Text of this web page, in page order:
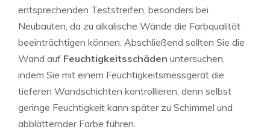
entsprechenden Teststreifen, besonders bei
Neubauten, da zu alkalische Wände die Farbqualität
beeinträchtigen können. Abschließend sollten Sie die
Wand auf Feuchtigkeitsschäden untersuchen,
indem Sie mit einem Feuchtigkeitsmessgerät die
tieferen Wandschichten kontrollieren, denn selbst
geringe Feuchtigkeit kann später zu Schimmel und
abblätternder Farbe führen.